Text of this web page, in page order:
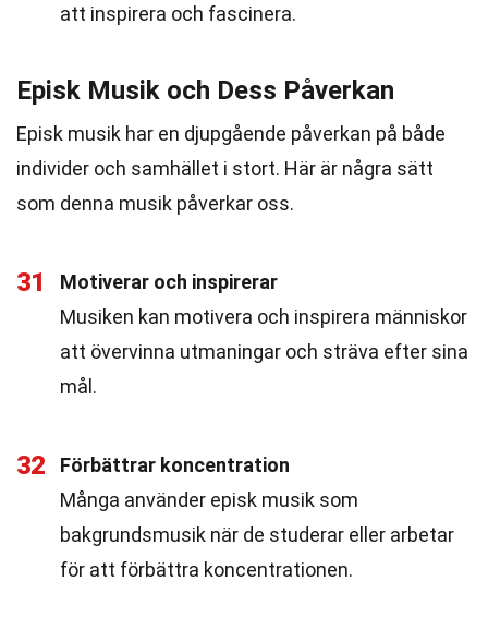
att inspirera och fascinera.
Episk Musik och Dess Påverkan
Episk musik har en djupgående påverkan på både
individer och samhället i stort. Här är några sätt
som denna musik påverkar oss.
31
Motiverar och inspirerar
Musiken kan motivera och inspirera människor
att övervinna utmaningar och sträva efter sina
mål.
32
Förbättrar koncentration
Många använder episk musik som
bakgrundsmusik när de studerar eller arbetar
för att förbättra koncentrationen.